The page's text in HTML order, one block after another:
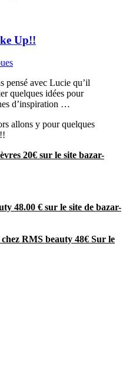
Up!!
pensé avec Lucie qu’il
quelques idées pour
d’inspiration …
allons y pour quelques
20€ sur le site bazar-
48.00 € sur le site de bazar-
RMS beauty 48€ Sur le